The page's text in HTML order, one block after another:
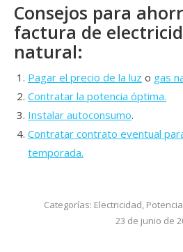
Consejos para
factura de
natural:
Pagar el precio de la luz o gas
Contratar la potencia óptima.
Instalar autoconsumo.
Contratar contrato eventual
temporada.
Categorías: Electricidad, Potencia
23 de junio de